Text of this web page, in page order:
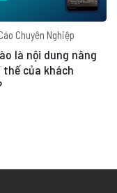
Chuyên Nghiệp
là nội dung nâng
thế của khách